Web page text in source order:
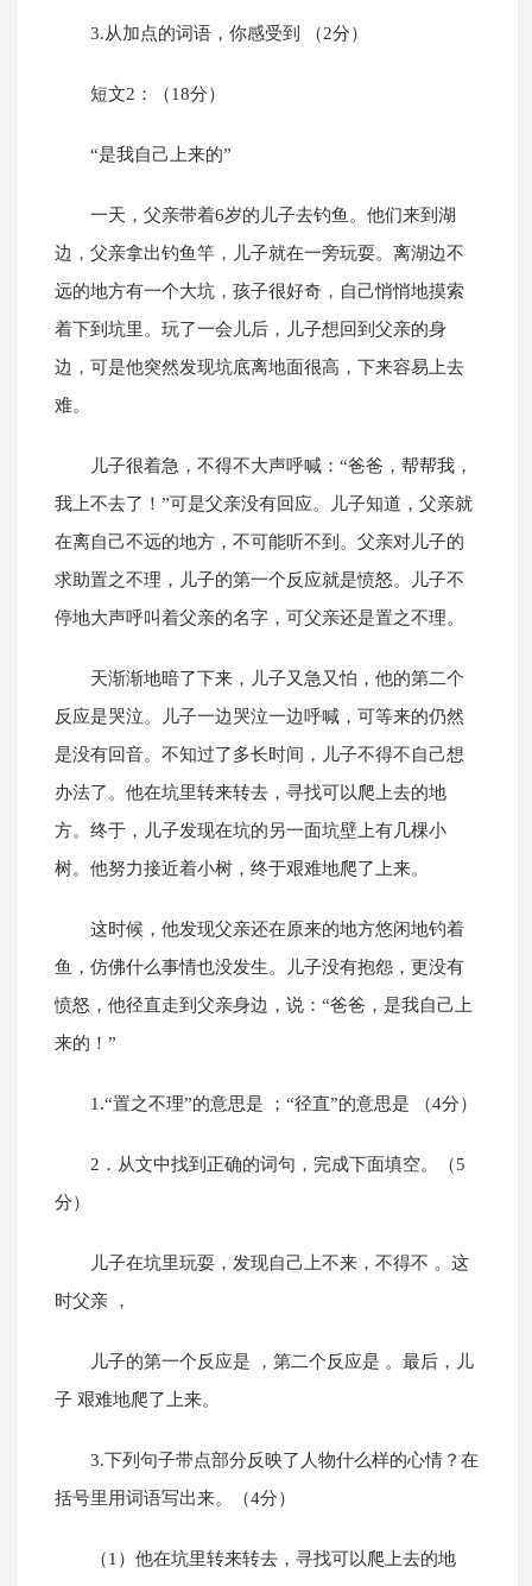
3.从加点的词语，你感受到 （2分）
短文2：（18分）
“是我自己上来的”
一天，父亲带着6岁的儿子去钓鱼。他们来到湖
边，父亲拿出钓鱼竿，儿子就在一旁玩耍。离湖边不
远的地方有一个大坑，孩子很好奇，自己悄悄地摸索
着下到坑里。玩了一会儿后，儿子想回到父亲的身
边，可是他突然发现坑底离地面很高，下来容易上去
难。
儿子很着急，不得不大声呼喊：“爸爸，帮帮我，
我上不去了！”可是父亲没有回应。儿子知道，父亲就
在离自己不远的地方，不可能听不到。父亲对儿子的
求助置之不理，儿子的第一个反应就是愤怒。儿子不
停地大声呼叫着父亲的名字，可父亲还是置之不理。
天渐渐地暗了下来，儿子又急又怕，他的第二个
反应是哭泣。儿子一边哭泣一边呼喊，可等来的仍然
是没有回音。不知过了多长时间，儿子不得不自己想
办法了。他在坑里转来转去，寻找可以爬上去的地
方。终于，儿子发现在坑的另一面坑壁上有几棵小
树。他努力接近着小树，终于艰难地爬了上来。
这时候，他发现父亲还在原来的地方悠闲地钓着
鱼，仿佛什么事情也没发生。儿子没有抱怨，更没有
愤怒，他径直走到父亲身边，说：“爸爸，是我自己上
来的！”
1.“置之不理”的意思是 ；“径直”的意思是 （4分）
2．从文中找到正确的词句，完成下面填空。（5
分）
儿子在坑里玩耍，发现自己上不来，不得不 。这
时父亲 ，
儿子的第一个反应是 ，第二个反应是 。最后，儿
子 艰难地爬了上来。
3.下列句子带点部分反映了人物什么样的心情？在
括号里用词语写出来。（4分）
（1）他在坑里转来转去，寻找可以爬上去的地